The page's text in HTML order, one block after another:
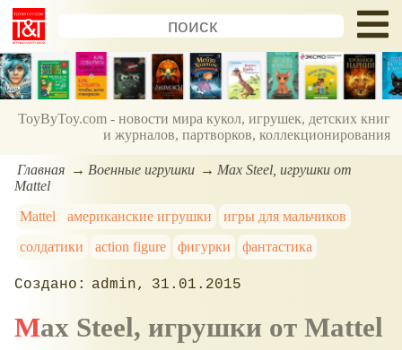
ToyByToy.com - новости мира кукол, игрушек, детских книг
и журналов, партворков, коллекционирования
Главная Военные игрушки
Max Steel, игрушки от
Mattel
Mattel
американские игрушки
игры для мальчиков
солдатики
action figure фигурки фантастика
admin 31.01.2015
Max Steel, игрушки от Mattel